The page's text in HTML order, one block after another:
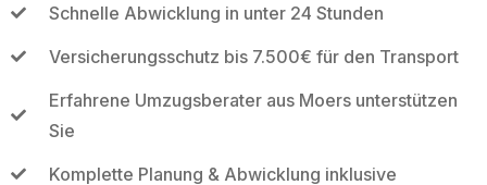
Schnelle Abwicklung in unter 24 Stunden
Versicherungsschutz bis 7.500€ für den Transport
Erfahrene Umzugsberater aus Moers unterstützen
Sie
Komplette Planung & Abwicklung inklusive